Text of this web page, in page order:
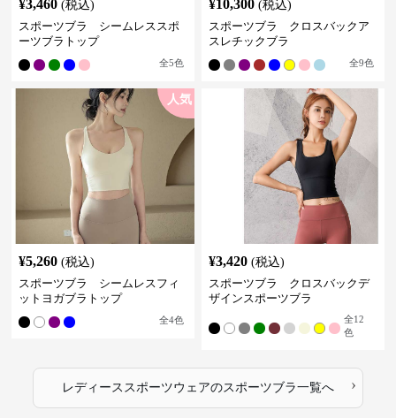
¥3,460 (税込)
スポーツブラ シームレススポ
ーツブラトップ
全5色
¥10,300 (税込)
スポーツブラ クロスバックア
スレチックブラ
全9色
人気
¥5,260 (税込)
スポーツブラ シームレスフィ
ットヨガブラトップ
全4色
¥3,420 (税込)
スポーツブラ クロスバックデ
ザインスポーツブラ
全12
色
レディーススポーツウェアのスポーツブラ一覧へ ›